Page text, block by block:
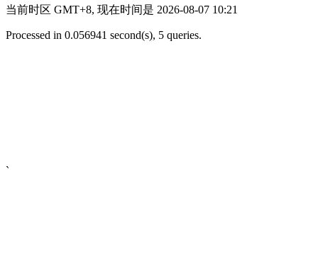
当前时区 GMT+8, 现在时间是 2026-08-07 10:21
Processed in 0.056941 second(s), 5 queries.
`